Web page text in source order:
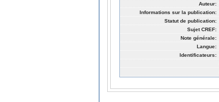
Auteur:
Informations sur la publication:
Statut de publication:
Sujet CREF:
Note générale:
Langue:
Identificateurs: